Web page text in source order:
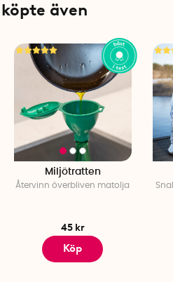
även
Miljötratten
Återvinn överbliven matolja
45 kr
Köp